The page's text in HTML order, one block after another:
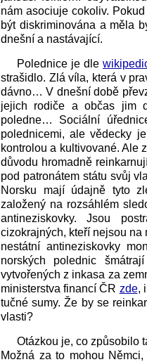
nám asociuje cokoliv.
být diskriminována a měla
dnešní a nastávající.
Polednice je dle
strašidlo. Zlá víla, která v
dávno… V dnešní době
jejich rodiče a občas jim
poledne… Sociální
polednicemi, ale vědecky
kontrolou a kultivované. Ale
důvodu hromadně
pod patronátem státu svůj
Norsku mají údajně tyto
založený na rozsáhlém
antineziskovky. Jsou
cizokrajných, kteří nejsou na
nestátní antineziskovky
norských polednic
vytvořených z inkasa za
ministerstva financí ČR zde,
tučné sumy. Že by se
vlasti?
Otázkou je, co způsobilo
Možná za to mohou